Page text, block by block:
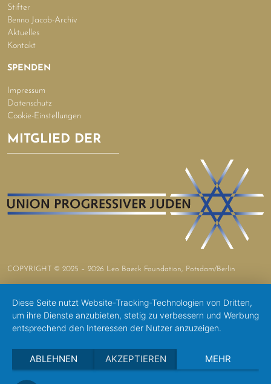
Stifter
Benno Jacob-Archiv
Aktuelles
Kontakt
SPENDEN
Impressum
Datenschutz
Cookie-Einstellungen
MITGLIED DER
COPYRIGHT © 2025 – 2026 Leo Baeck Foundation, Potsdam/Berlin
Diese Seite nutzt Website-Tracking-Technologien von Dritten,
um ihre Dienste anzubieten, stetig zu verbessern und Werbung
entsprechend den Interessen der Nutzer anzuzeigen.
ABLEHNEN AKZEPTIEREN MEHR